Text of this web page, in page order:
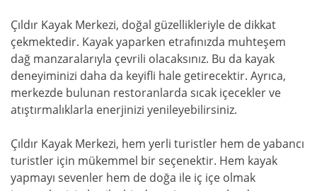
Çıldır Kayak Merkezi, doğal güzellikleriyle de dikkat
çekmektedir. Kayak yaparken etrafınızda muhteşem
dağ manzaralarıyla çevrili olacaksınız. Bu da kayak
deneyiminizi daha da keyifli hale getirecektir. Ayrıca,
merkezde bulunan restoranlarda sıcak içecekler ve
atıştırmalıklarla enerjinizi yenileyebilirsiniz.
Çıldır Kayak Merkezi, hem yerli turistler hem de yabancı
turistler için mükemmel bir seçenektir. Hem kayak
yapmayı sevenler hem de doğa ile iç içe olmak